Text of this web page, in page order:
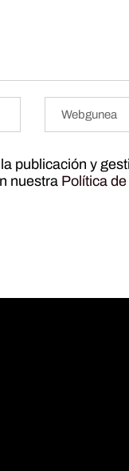
publicación y
nuestra Política